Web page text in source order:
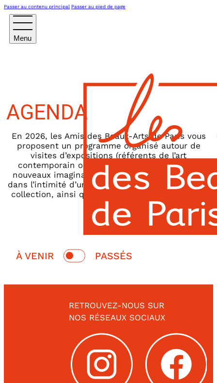
Passer au contenu principal Passer au pied de page
AGENDA
En 2026, les Amis des Beaux-Arts de Paris vous
proposent un programme organisé autour de
visites d’expositions (référents de l’art
contemporain ou historiques, émergence de
nouveaux imaginaires), rencontres, pour entrer
dans l’intimité d’une œuvre, d’un atelier ou d’une
collection, ainsi que escapades en régions ou à
l’étranger
À VENIR
Switch
date
À
venir
Passés PASSÉS
RETROUVEZ-NOUS SUR
NOS RÉSEAUX SOCIAUX